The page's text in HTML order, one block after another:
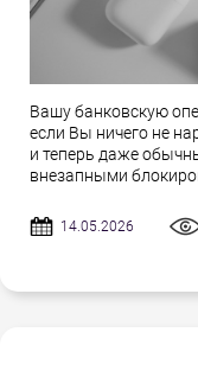
Вашу банковскую
если Вы ничего не
и теперь даже
внезапными
14.05.2026